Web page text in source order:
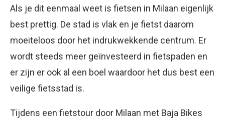
Als je dit eenmaal weet is fietsen in Milaan eigenlijk
best prettig. De stad is vlak en je fietst daarom
moeiteloos door het indrukwekkende centrum. Er
wordt steeds meer geïnvesteerd in fietspaden en
er zijn er ook al een boel waardoor het dus best een
veilige fietsstad is.
Tijdens een fietstour door Milaan met Baja Bikes